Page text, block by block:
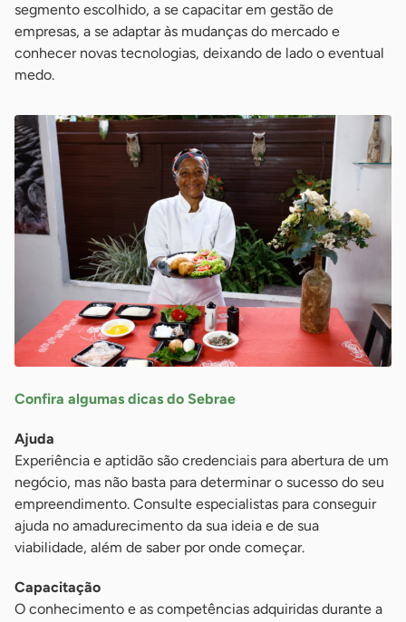
segmento escolhido, a se capacitar em gestão de
empresas, a se adaptar às mudanças do mercado e
conhecer novas tecnologias, deixando de lado o eventual
medo.
Confira algumas dicas do Sebrae
Ajuda
Experiência e aptidão são credenciais para abertura de um
negócio, mas não basta para determinar o sucesso do seu
empreendimento. Consulte especialistas para conseguir
ajuda no amadurecimento da sua ideia e de sua
viabilidade, além de saber por onde começar.
Capacitação
O conhecimento e as competências adquiridas durante a